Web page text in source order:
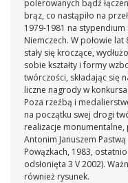
polerowanych bądź
brąz, co nastąpiło na
1979-1981 na
Niemczech. W połowie
stały się kroczące,
sobie kształty i formy
twórczości, składając się
liczne nagrody w
Poza rzeźbą i
na początku swej drogi
realizacje
Antonim Januszem
Powązkach, 1983,
odsłonięta 3 V 2002).
również rysunek.